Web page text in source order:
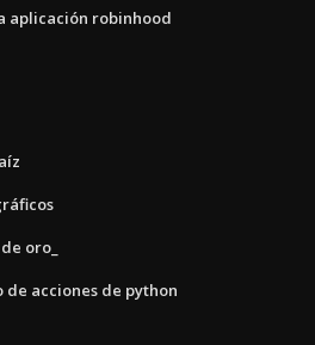
aplicación robinhood
oro_
acciones de python